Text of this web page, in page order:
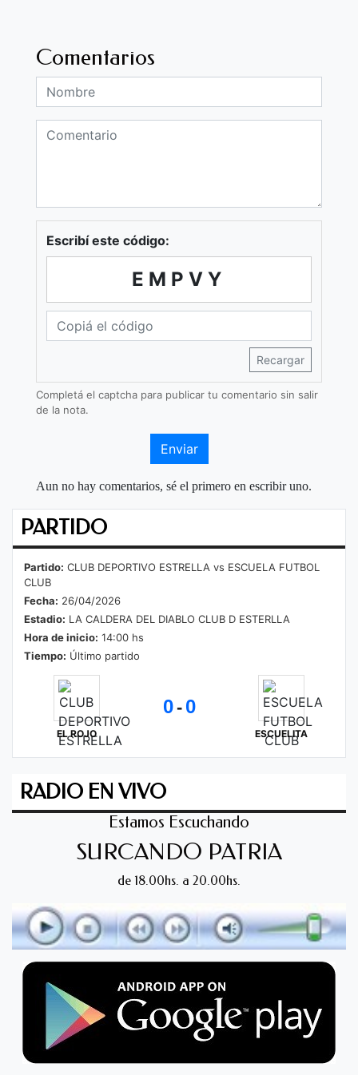
Comentarios
Escribí este código:
EMPVY
Recargar
Completá el captcha para publicar tu comentario sin salir
de la nota.
Enviar
Aun no hay comentarios, sé el primero en escribir uno.
PARTIDO
Partido: CLUB DEPORTIVO ESTRELLA vs ESCUELA FUTBOL
CLUB
Fecha: 26/04/2026
Estadio: LA CALDERA DEL DIABLO CLUB D ESTERLLA
Hora de inicio: 14:00 hs
Tiempo: Último partido
EL ROJO
0- 0
ESCUELITA
RADIO EN VIVO
Estamos Escuchando
SURCANDO PATRIA
de 18.00hs. a 20.00hs.